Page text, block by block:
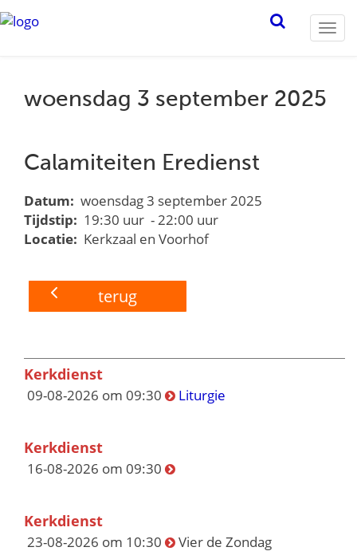
woensdag 3 september 2025
Calamiteiten Eredienst
Datum: woensdag 3 september 2025
Tijdstip: 19:30 uur - 22:00 uur
Locatie: Kerkzaal en Voorhof
terug
Kerkdienst
09-08-2026 om 09:30 Liturgie
Kerkdienst
16-08-2026 om 09:30
Kerkdienst
23-08-2026 om 10:30 Vier de Zondag